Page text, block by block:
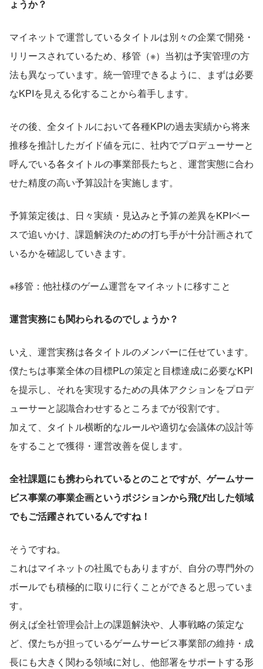
ょうか？
マイネットで運営しているタイトルは別々の企業で開発・
リリースされているため、移管（※）当初は予実管理の方
法も異なっています。統一管理できるように、まずは必要
なKPIを見える化することから着手します。
その後、全タイトルにおいて各種KPIの過去実績から将来
推移を推計したガイド値を元に、社内でプロデューサーと
呼んでいる各タイトルの事業部長たちと、運営実態に合わ
せた精度の高い予算設計を実施します。
予算策定後は、日々実績・見込みと予算の差異をKPIベー
スで追いかけ、課題解決のための打ち手が十分計画されて
いるかを確認していきます。
※移管：他社様のゲーム運営をマイネットに移すこと
運営実務にも関わられるのでしょうか？
いえ、運営実務は各タイトルのメンバーに任せています。
僕たちは事業全体の目標PLの策定と目標達成に必要なKPI
を提示し、それを実現するための具体アクションをプロデ
ューサーと認識合わせするところまでが役割です。
加えて、タイトル横断的なルールや適切な会議体の設計等
をすることで獲得・運営改善を促します。
全社課題にも携わられているとのことですが、ゲームサー
ビス事業の事業企画というポジションから飛び出した領域
でもご活躍されているんですね！
そうですね。
これはマイネットの社風でもありますが、自分の専門外の
ボールでも積極的に取りに行くことができると思っていま
す。
例えば全社管理会計上の課題解決や、人事戦略の策定な
ど、僕たちが担っているゲームサービス事業部の維持・成
長にも大きく関わる領域に対し、他部署をサポートする形